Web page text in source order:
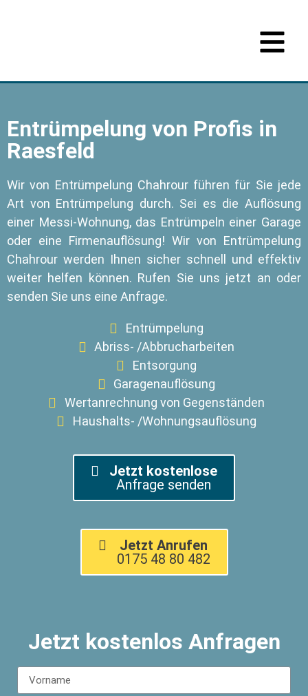
Entrümpelung von Profis in
Raesfeld
Wir von Entrümpelung Chahrour führen für Sie jede
Art von Entrümpelung durch. Sei es die Auflösung
einer Messi-Wohnung, das Entrümpeln einer Garage
oder eine Firmenauflösung! Wir von Entrümpelung
Chahrour werden Ihnen sicher schnell und effektiv
weiter helfen können. Rufen Sie uns jetzt an oder
senden Sie uns eine Anfrage.
Entrümpelung
Abriss- /Abbrucharbeiten
Entsorgung
Garagenauflösung
Wertanrechnung von Gegenständen
Haushalts- /Wohnungsauflösung
Jetzt kostenlose
Anfrage senden
Jetzt Anrufen
0175 48 80 482
Jetzt kostenlos Anfragen